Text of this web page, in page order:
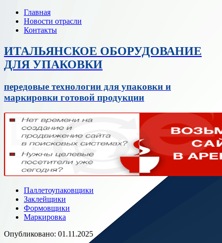
Главная
Новости отрасли
Контакты
ИТАЛЬЯНСКОЕ ОБОРУДОВАНИЕ
ДЛЯ УПАКОВКИ
передовые технологии для упаковки и
маркировки готовой продукции
Паллетоупаковщики
Заклейщики
Формовщики
Маркировка
Опубликовано: 01.11.2025